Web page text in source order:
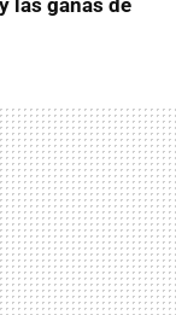
las ganas de